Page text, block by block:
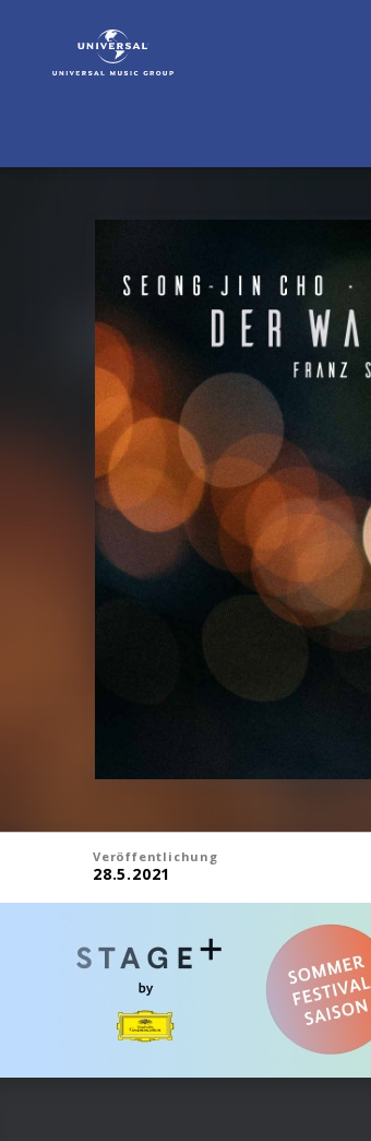
Schubert:
Veröffentlichung
28.5.2021